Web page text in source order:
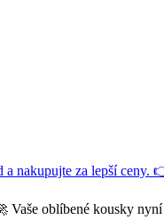
a nakupujte za lepší ceny.
Vaše oblíbené kousky